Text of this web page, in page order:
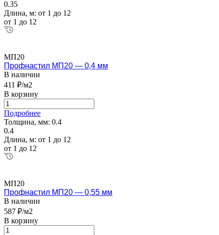
0.35
Длина, м: от 1 до 12
от 1 до 12
МП20
Профнастил МП20 — 0,4 мм
В наличии
411 ₽/м2
В корзину
Подробнее
Толщина, мм: 0.4
0.4
Длина, м: от 1 до 12
от 1 до 12
МП20
Профнастил МП20 — 0,55 мм
В наличии
587 ₽/м2
В корзину